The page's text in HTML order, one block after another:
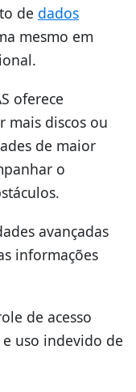
de dados
mesmo em
oferece
mais discos ou
de maior
o
avançadas
informações
de acesso
uso indevido de